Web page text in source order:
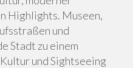
Highlights. Museen,
und
Stadt zu einem
und Sightseeing